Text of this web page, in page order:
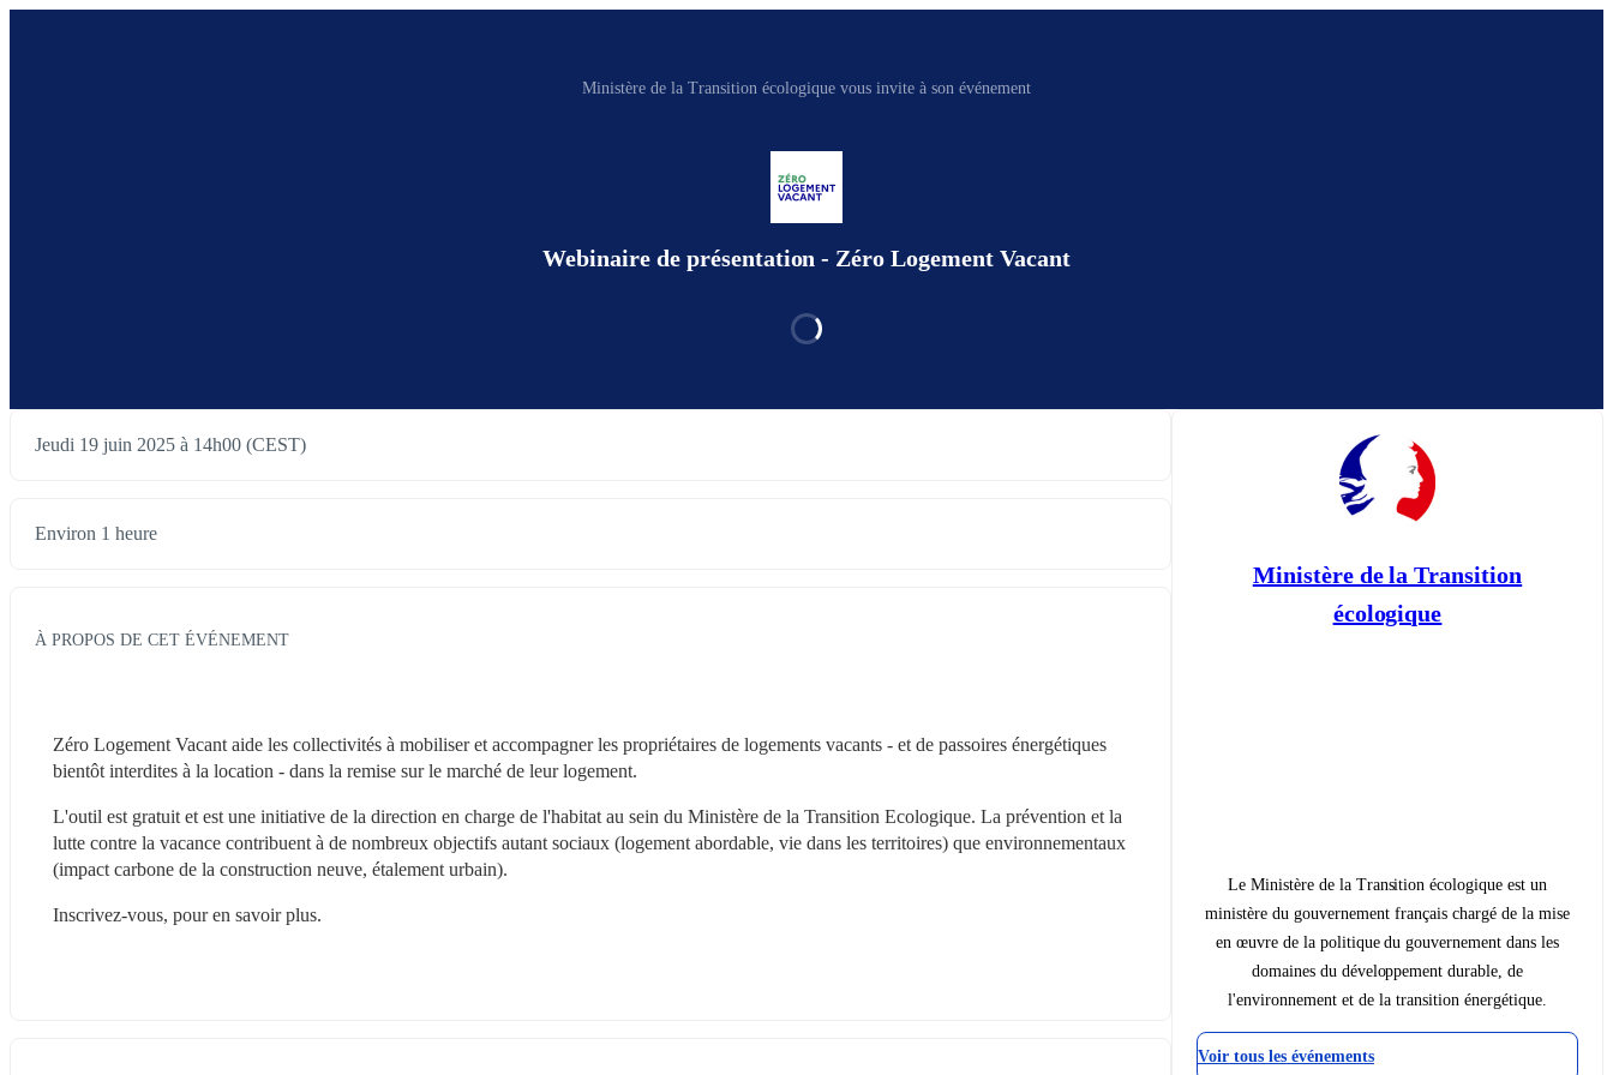
Ministère de la Transition écologique vous invite à son événement
Webinaire de présentation - Zéro Logement Vacant
Jeudi 19 juin 2025 à 14h00 (CEST)
Environ 1 heure
À PROPOS DE CET ÉVÉNEMENT
Zéro Logement Vacant aide les collectivités à mobiliser et accompagner les propriétaires de logements vacants - et de passoires énergétiques
bientôt interdites à la location - dans la remise sur le marché de leur logement.
L'outil est gratuit et est une initiative de la direction en charge de l'habitat au sein du Ministère de la Transition Ecologique. La prévention et la
lutte contre la vacance contribuent à de nombreux objectifs autant sociaux (logement abordable, vie dans les territoires) que environnementaux
(impact carbone de la construction neuve, étalement urbain).
Inscrivez-vous, pour en savoir plus.
Ministère de la Transition
écologique
Le Ministère de la Transition écologique est un
ministère du gouvernement français chargé de la mise
en œuvre de la politique du gouvernement dans les
domaines du développement durable, de
l'environnement et de la transition énergétique.
Voir tous les événements